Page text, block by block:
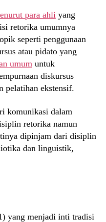
para ahli yang
retorika umumnya
seperti penggunaan
atau pidato yang
umum untuk
diskursus
pelatihan ekstensif.
komunikasi dalam
retorika namun
dipinjam dari disiplin
dan linguistik,
yang menjadi inti tradisi